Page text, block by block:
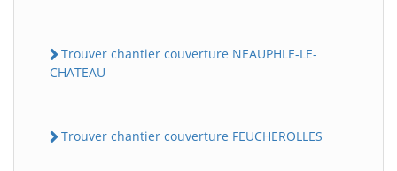
Trouver chantier couverture NEAUPHLE-LE-
CHATEAU
Trouver chantier couverture FEUCHEROLLES